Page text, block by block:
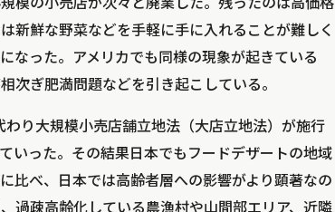
新鮮な野菜などを手軽に手に入れることが難しく
なった。アメリカでも同様の現象が起きている
次ぎ肥満問題などを引き起こしている。
り大規模小売店舗立地法（大店立地法）が施行
いった。その結果日本でもフードデザートの地域
比べ、日本では高齢者層への影響がより顕著なの
過疎高齢化している農漁村や山間部エリア、近隣